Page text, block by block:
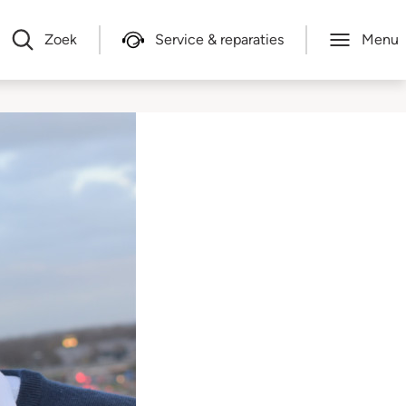
Zoek Service & reparaties Menu